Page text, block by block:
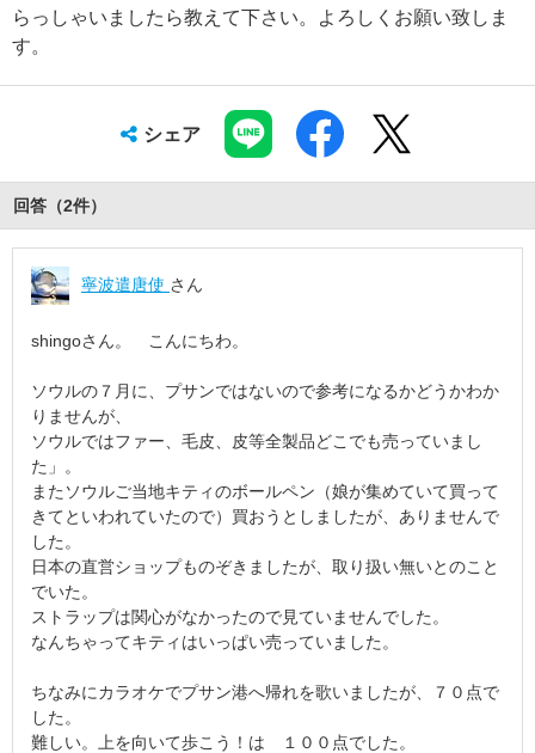
らっしゃいましたら教えて下さい。よろしくお願い致しま
す。
シェア
回答（2件）
寧波遣唐使 さん
shingoさん。 こんにちわ。
ソウルの７月に、プサンではないので参考になるかどうかわか
りませんが、
ソウルではファー、毛皮、皮等全製品どこでも売っていまし
た」。
またソウルご当地キティのボールペン（娘が集めていて買って
きてといわれていたので）買おうとしましたが、ありませんで
した。
日本の直営ショップものぞきましたが、取り扱い無いとのこと
でいた。
ストラップは関心がなかったので見ていませんでした。
なんちゃってキティはいっぱい売っていました。
ちなみにカラオケでプサン港へ帰れを歌いましたが、７０点で
した。
難しい。上を向いて歩こう！は １００点でした。